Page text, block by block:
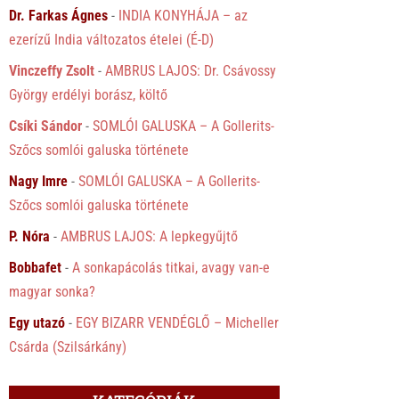
Dr. Farkas Ágnes - INDIA KONYHÁJA – az
ezerízű India változatos ételei (É-D)
Vinczeffy Zsolt -AMBRUS LAJOS: Dr. Csávossy
György erdélyi borász, költő
Csíki Sándor -SOMLÓI GALUSKA – A Gollerits-
Szőcs somlói galuska története
Nagy Imre -SOMLÓI GALUSKA – A Gollerits-
Szőcs somlói galuska története
P. Nóra -AMBRUS LAJOS: A lepkegyűjtő
Bobbafet -A sonkapácolás titkai, avagy van-e
magyar sonka?
Egy utazó - EGY BIZARR VENDÉGLŐ – Micheller
Csárda (Szilsárkány)